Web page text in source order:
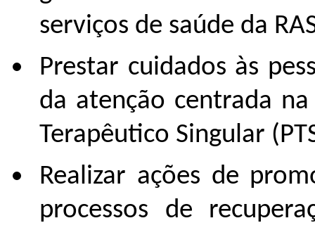
serviços de saúde da
Prestar cuidados às
da atenção centrada
Terapêutico Singular
Realizar ações de
processos de